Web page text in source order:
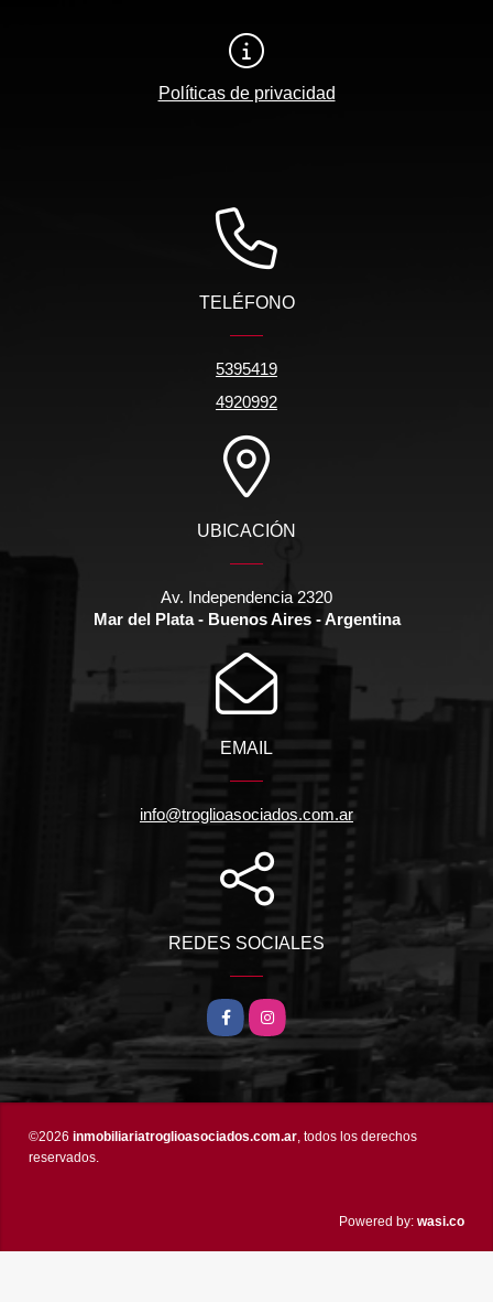
Políticas de privacidad
TELÉFONO
5395419
4920992
UBICACIÓN
Av. Independencia 2320
Mar del Plata - Buenos Aires - Argentina
EMAIL
info@troglioasociados.com.ar
REDES SOCIALES
Facebook
Instagram
©2026 inmobiliariatroglioasociados.com.ar, todos los derechos
reservados.
Powered by: wasi.co